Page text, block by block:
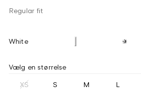
Regular fit
White
Vælg en størrelse
XS S M L